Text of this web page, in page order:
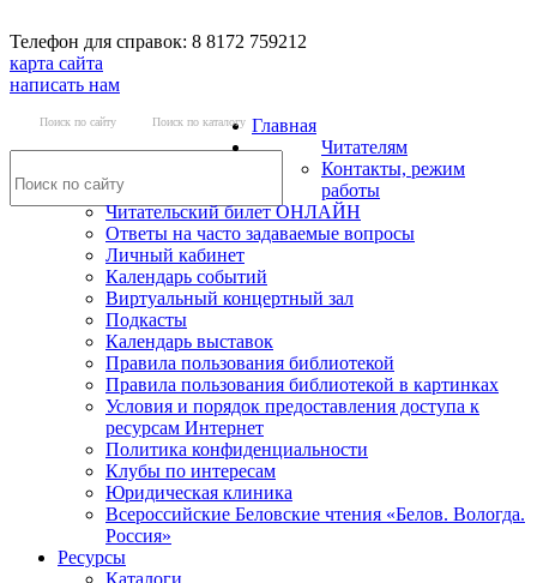
Телефон для справок: 8 8172 759212
карта сайта
написать нам
Поиск по сайту Поиск по каталогу Главная
Читателям
Контакты, режим
работы
Читательский билет ОНЛАЙН
Ответы на часто задаваемые вопросы
Личный кабинет
Календарь событий
Виртуальный концертный зал
Подкасты
Календарь выставок
Правила пользования библиотекой
Правила пользования библиотекой в картинках
Условия и порядок предоставления доступа к
ресурсам Интернет
Политика конфиденциальности
Клубы по интересам
Юридическая клиника
Всероссийские Беловские чтения «Белов. Вологда.
Россия»
Ресурсы
Каталоги